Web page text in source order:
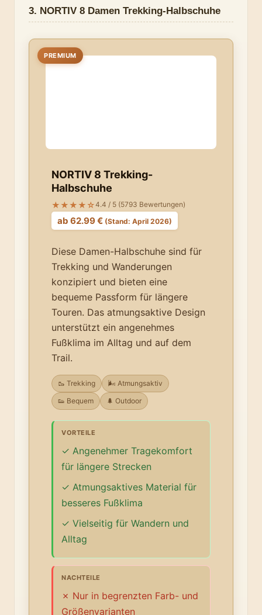
3. NORTIV 8 Damen Trekking-Halbschuhe
PREMIUM
NORTIV 8 Trekking-
Halbschuhe
★★★★☆4.4 / 5 (5793 Bewertungen)
ab 62.99 € (Stand: April 2026)
Diese Damen-Halbschuhe sind für
Trekking und Wanderungen
konzipiert und bieten eine
bequeme Passform für längere
Touren. Das atmungsaktive Design
unterstützt ein angenehmes
Fußklima im Alltag und auf dem
Trail.
🥾 Trekking
🌬️ Atmungsaktiv
👟 Bequem
🌲 Outdoor
VORTEILE
Angenehmer Tragekomfort
für längere Strecken
Atmungsaktives Material für
besseres Fußklima
Vielseitig für Wandern und
Alltag
NACHTEILE
Nur in begrenzten Farb- und
Größenvarianten